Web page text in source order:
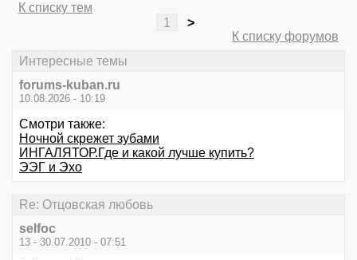
К списку тем
1
>
К списку форумов
Интересные темы
forums-kuban.ru
10.08.2026 - 10:19
Смотри также:
Ночной скрежет зубами
ИНГАЛЯТОР.Где и какой лучше купить?
ЭЭГ и Эхо
Re: Отцовская любовь
selfoc
13 - 30.07.2010 - 07:51